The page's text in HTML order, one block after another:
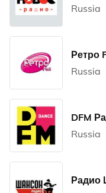
Russia
Ретро
Russia
DFM
Russia
Радио